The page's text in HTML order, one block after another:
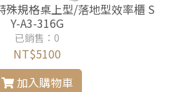
殊規格桌上型/落地型效率櫃 S
Y-A3-316G
已銷售：0
NT$5100
加入購物車